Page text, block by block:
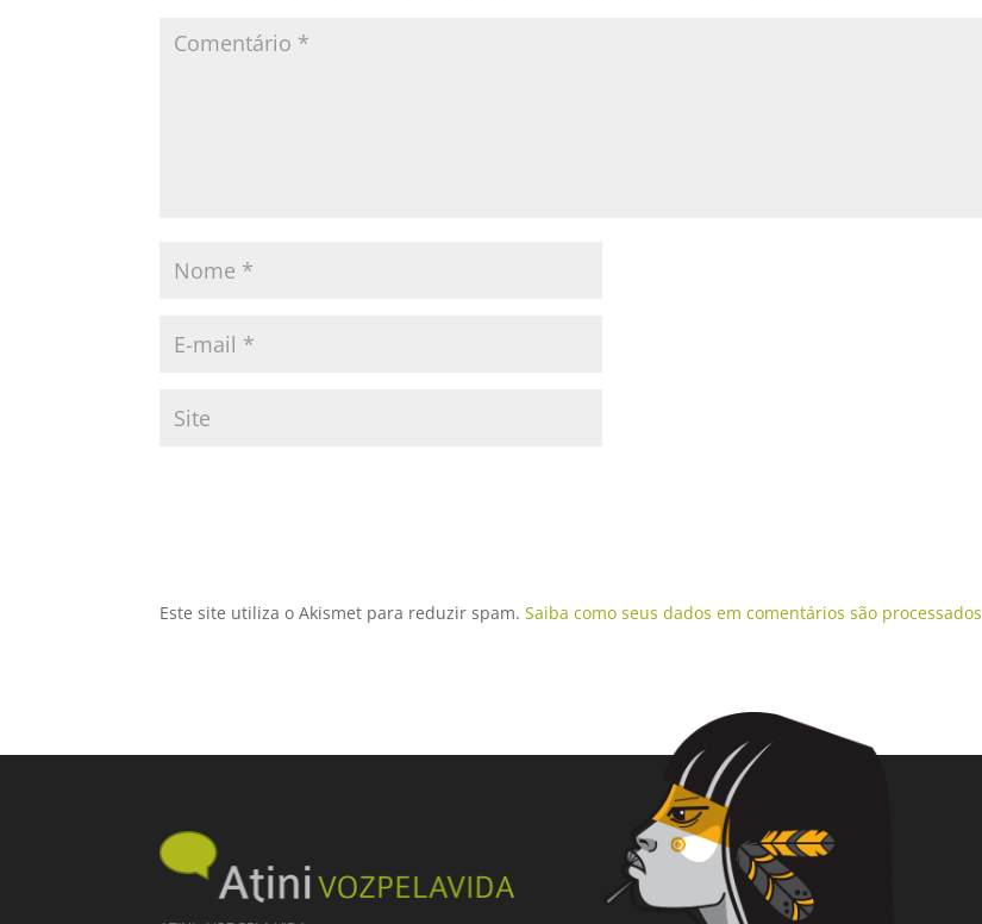
Este site utiliza o Akismet para reduzir spam.Saiba como seus dados em comentários são processados